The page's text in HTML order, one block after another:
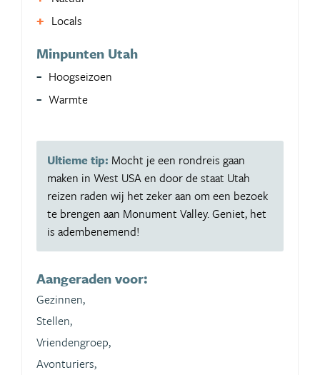
Locals
Minpunten Utah
Hoogseizoen
Warmte
Ultieme tip: Mocht je een rondreis gaan
maken in West USA en door de staat Utah
reizen raden wij het zeker aan om een bezoek
te brengen aan Monument Valley. Geniet, het
is adembenemend!
Aangeraden voor:
Gezinnen,
Stellen,
Vriendengroep,
Avonturiers,